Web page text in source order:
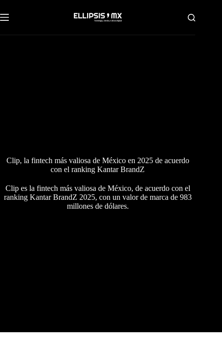
al
contenido
Clip, la fintech más valiosa de México en 2025 de acuerdo
con el ranking Kantar BrandZ
Clip es la fintech más valiosa de México, de acuerdo con el
ranking Kantar BrandZ 2025, con un valor de marca de 983
millones de dólares.